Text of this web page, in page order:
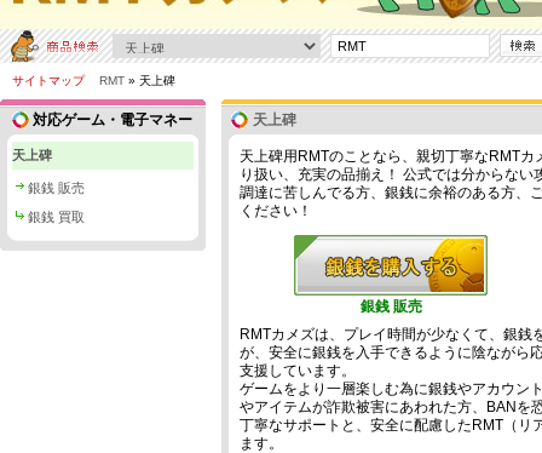
サイトマップ RMT » 天上碑
対応ゲーム・電子マネー
天上碑
銀銭 販売
銀銭 買取
天上碑
天上碑用RMTのことなら、親切丁寧なRMT
り扱い、充実の品揃え！ 公式では分からな
調達に苦しんでる方、銀銭に余裕のある方、
ください！
銀銭 販売
RMTカメズは、プレイ時間が少なくて、銀
が、安全に銀銭を入手できるように陰ながら
支援しています。
ゲームをより一層楽しむ為に銀銭やアカウン
やアイテムが詐欺被害にあわれた方、BANを
丁寧なサポートと、安全に配慮したRMT（リ
ます。